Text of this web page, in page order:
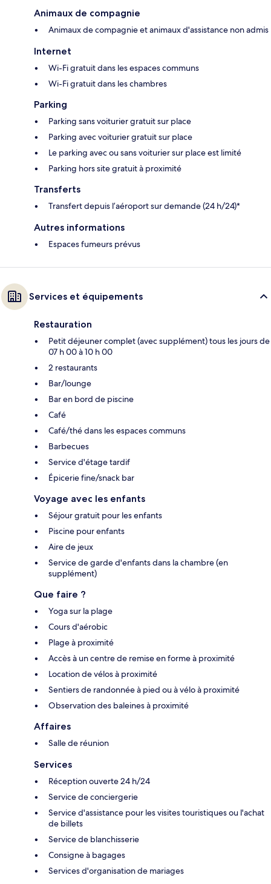
Animaux de compagnie
Animaux de compagnie et animaux d'assistance non admis
Internet
Wi-Fi gratuit dans les espaces communs
Wi-Fi gratuit dans les chambres
Parking
Parking sans voiturier gratuit sur place
Parking avec voiturier gratuit sur place
Le parking avec ou sans voiturier sur place est limité
Parking hors site gratuit à proximité
Transferts
Transfert depuis l’aéroport sur demande (24 h/24)*
Autres informations
Espaces fumeurs prévus
Services et équipements
Restauration
Petit déjeuner complet (avec supplément) tous les jours de
07 h 00 à 10 h 00
2 restaurants
Bar/lounge
Bar en bord de piscine
Café
Café/thé dans les espaces communs
Barbecues
Service d'étage tardif
Épicerie fine/snack bar
Voyage avec les enfants
Séjour gratuit pour les enfants
Piscine pour enfants
Aire de jeux
Service de garde d'enfants dans la chambre (en
supplément)
Que faire ?
Yoga sur la plage
Cours d'aérobic
Plage à proximité
Accès à un centre de remise en forme à proximité
Location de vélos à proximité
Sentiers de randonnée à pied ou à vélo à proximité
Observation des baleines à proximité
Affaires
Salle de réunion
Services
Réception ouverte 24 h/24
Service de conciergerie
Service d'assistance pour les visites touristiques ou l'achat
de billets
Service de blanchisserie
Consigne à bagages
Services d'organisation de mariages